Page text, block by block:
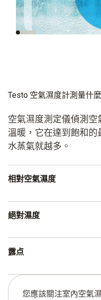
濕度對於良好的
環境非常重要
Testo 空氣濕度計測量什
空氣濕度測定儀偵測
溫暖，它在達到飽和
水蒸氣就越多。
相對空氣濕度
空氣濕度和最大空氣
絕對濕度
蒸汽量。 它以克每立
露点
露點是空氣濕度的一
溫度，才能發生冷凝
您應該關注室內空氣